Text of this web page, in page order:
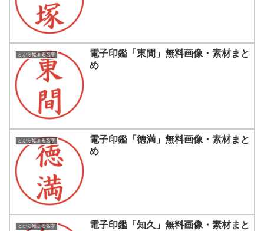
とから始まる名字
電子印鑑「東間」無料画像・素材まと
め
とから始まる名字
電子印鑑「徳満」無料画像・素材まと
め
とから始まる名字
電子印鑑「知久」無料画像・素材まと